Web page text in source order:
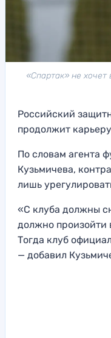
«Спартак» не
Российский
продолжит
По словам агента
Кузьмичева,
лишь
«С клуба должны
должно произойти
Тогда клуб
— добавил